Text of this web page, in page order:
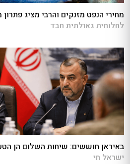
מחירי הנפט מזנקים והרבי מציג
לחלוחית גאולתית חבד
באיראן חוששים: שיחות השלום הן
ישראל חי